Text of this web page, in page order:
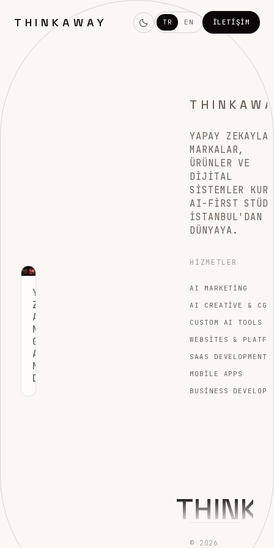
THINKAWAY TR EN İLETIŞIM
YAPAY
ZEKA
ASISTANLARI
NEDEN
GELENEKSEL
ARAMA
MOTORU
DEĞILDIR?
YAPAY ZEKAYLA
MARKALAR,
ÜRÜNLER VE
DIJITAL
SISTEMLER
AI-FIRST
İSTANBUL'DAN
DÜNYAYA.
HIZMETLER
AI MARKETING
AI CREATIVE & CGI
CUSTOM AI TOOLS
WEBSITES &
SAAS DEVELOPMENT
MOBILE APPS
BUSINESS
© 2026